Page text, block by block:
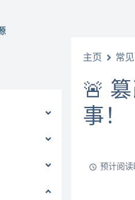
主页 常
🚨
事！
预计阅读